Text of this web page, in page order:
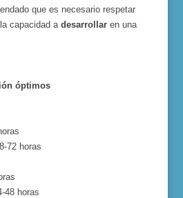
que es necesario respetar
capacidad a desarrollar en una
óptimos
72 horas
48 horas